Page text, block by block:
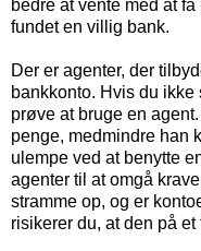
bedre at vente med at
fundet en villig bank.
Der er agenter, der
bankkonto. Hvis du
prøve at bruge en
penge, medmindre han
ulempe ved at benytte
agenter til at omgå
stramme op, og er
risikerer du, at den på